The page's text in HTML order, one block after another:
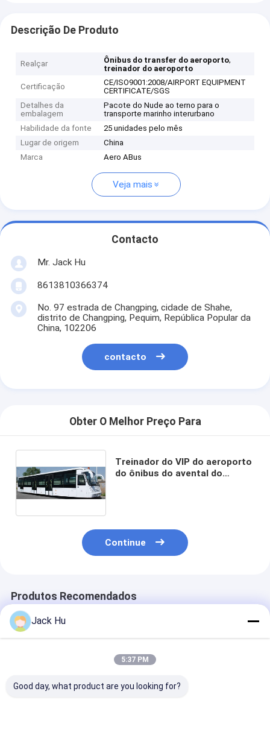
Descrição De Produto
Realçar Ônibus do transfer do aeroporto,
treinador do aeroporto
Certificação
CE/ISO9001:2008/AIRPORT EQUIPMENT
CERTIFICATE/SGS
Detalhes da
embalagem
Pacote do Nude ao terno para o
transporte marinho interurbano
Habilidade da fonte
25 unidades pelo mês
Lugar de origem
China
Marca
Aero ABus
Veja mais
Contacto
Mr. Jack Hu
8613810366374
No. 97 estrada de Changping, cidade de Shahe,
distrito de Changping, Pequim, República Popular da
China, 102206
contacto
Obter O Melhor Preço Para
Treinador do VIP do aeroporto
do ônibus do avental do
Continue
Produtos Recomendados
Jack Hu
5:37 PM
Good day, what product are you looking for?